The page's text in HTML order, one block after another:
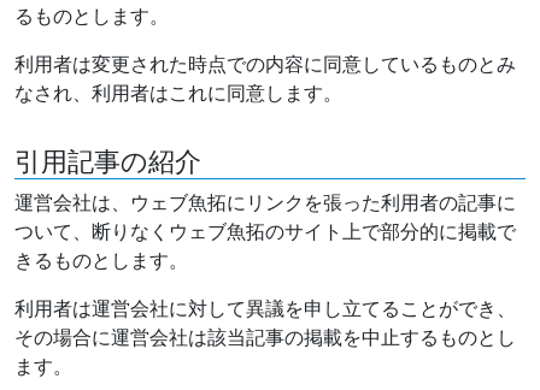
るものとします。
利用者は変更された時点での内容に同意しているものとみ
なされ、利用者はこれに同意します。
引用記事の紹介
運営会社は、ウェブ魚拓にリンクを張った利用者の記事に
ついて、断りなくウェブ魚拓のサイト上で部分的に掲載で
きるものとします。
利用者は運営会社に対して異議を申し立てることができ、
その場合に運営会社は該当記事の掲載を中止するものとし
ます。